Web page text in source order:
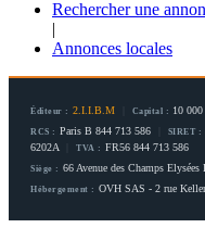
Rechercher une
|
Annonces locales
Éditeur : 2.I.I.B.M Capital : 10 000
RCS : Paris B 844 713 586 SIRET :
6202A TVA : FR56 844 713 586
Siège : 66 Avenue des Champs
Hébergement : OVH SAS - 2 rue